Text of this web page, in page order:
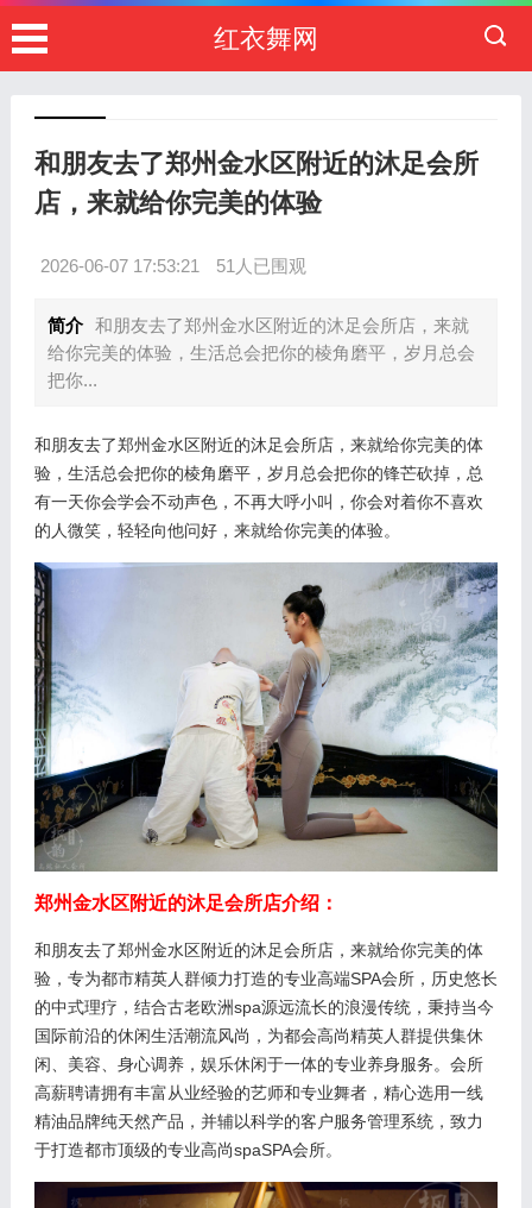
红衣舞网
和朋友去了郑州金水区附近的沐足会所
店，来就给你完美的体验
2026-06-07 17:53:21 51人已围观
简介 和朋友去了郑州金水区附近的沐足会所店，来就
给你完美的体验，生活总会把你的棱角磨平，岁月总会
把你...
和朋友去了郑州金水区附近的沐足会所店，来就给你完美的体
验，生活总会把你的棱角磨平，岁月总会把你的锋芒砍掉，总
有一天你会学会不动声色，不再大呼小叫，你会对着你不喜欢
的人微笑，轻轻向他问好，来就给你完美的体验。
郑州金水区附近的沐足会所店介绍：
和朋友去了郑州金水区附近的沐足会所店，来就给你完美的体
验，专为都市精英人群倾力打造的专业高端SPA会所，历史悠长
的中式理疗，结合古老欧洲spa源远流长的浪漫传统，秉持当今
国际前沿的休闲生活潮流风尚，为都会高尚精英人群提供集休
闲、美容、身心调养，娱乐休闲于一体的专业养身服务。会所
高薪聘请拥有丰富从业经验的艺师和专业舞者，精心选用一线
精油品牌纯天然产品，并辅以科学的客户服务管理系统，致力
于打造都市顶级的专业高尚spaSPA会所。